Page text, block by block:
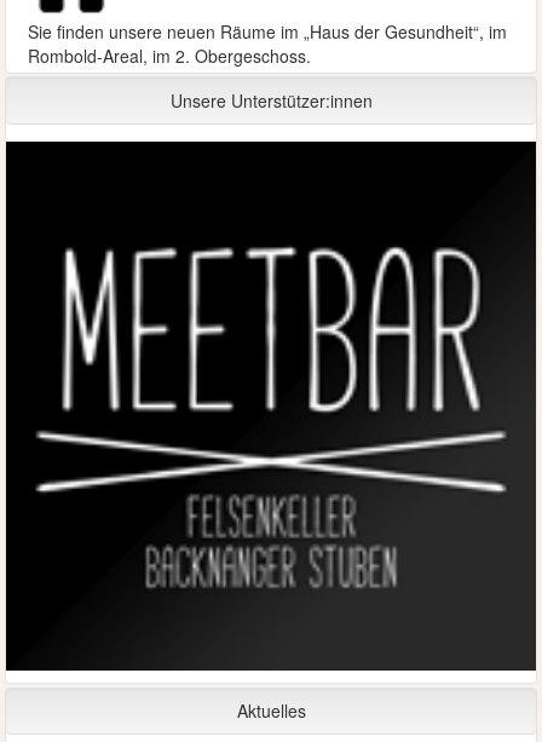
Sie finden unsere neuen Räume im „Haus der Gesundheit“, im
Rombold-Areal, im 2. Obergeschoss.
Unsere Unterstützer:innen
Aktuelles